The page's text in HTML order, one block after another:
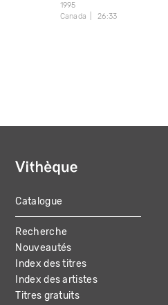
1995
Canada
26:33
MAIN
NAVIGATION
Catalogue
Recherche
Nouveautés
Index des titres
Index des artistes
Titres gratuits